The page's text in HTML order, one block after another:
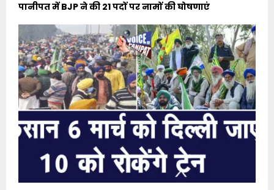
पानीपत में BJP ने की 21 पदों पर नामों की घोषणाएं